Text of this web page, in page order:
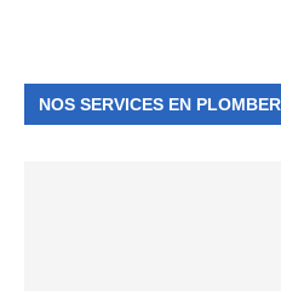
NOS SERVICES EN